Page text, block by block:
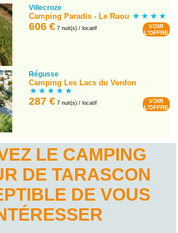
Villecroze
Camping Paradis - Le Ruou
606 € 7 nuit(s) / locatif
VOIR
L'OFFRE
Régusse
Camping Les Lacs du Verdon
287 € 7 nuit(s) / locatif
VOIR
L'OFFRE
LE CAMPING
DE TARASCON
DE VOUS